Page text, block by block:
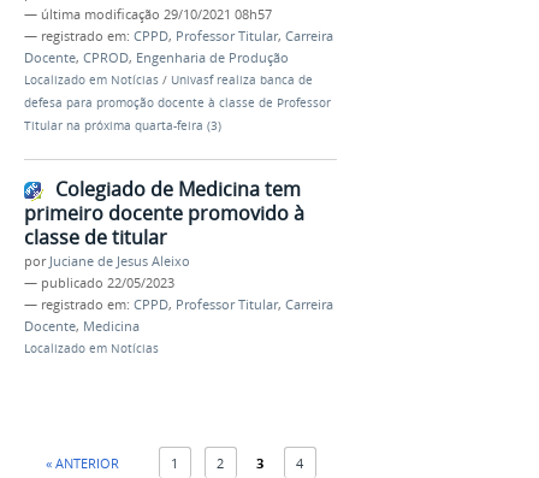
— última modificação 29/10/2021 08h57
— registrado em: CPPD, Professor Titular, Carreira
Docente, CPROD, Engenharia de Produção
Localizado em Notícias / Univasf realiza banca de
defesa para promoção docente à classe de Professor
Titular na próxima quarta-feira (3)
Colegiado de Medicina tem
primeiro docente promovido à
classe de titular
por Juciane de Jesus Aleixo
— publicado 22/05/2023
— registrado em: CPPD, Professor Titular, Carreira
Docente, Medicina
Localizado em Notícias
« ANTERIOR 1 2 3 4